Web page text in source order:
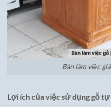
Bàn làm việc
Lợi ích của việc sử dụng gỗ